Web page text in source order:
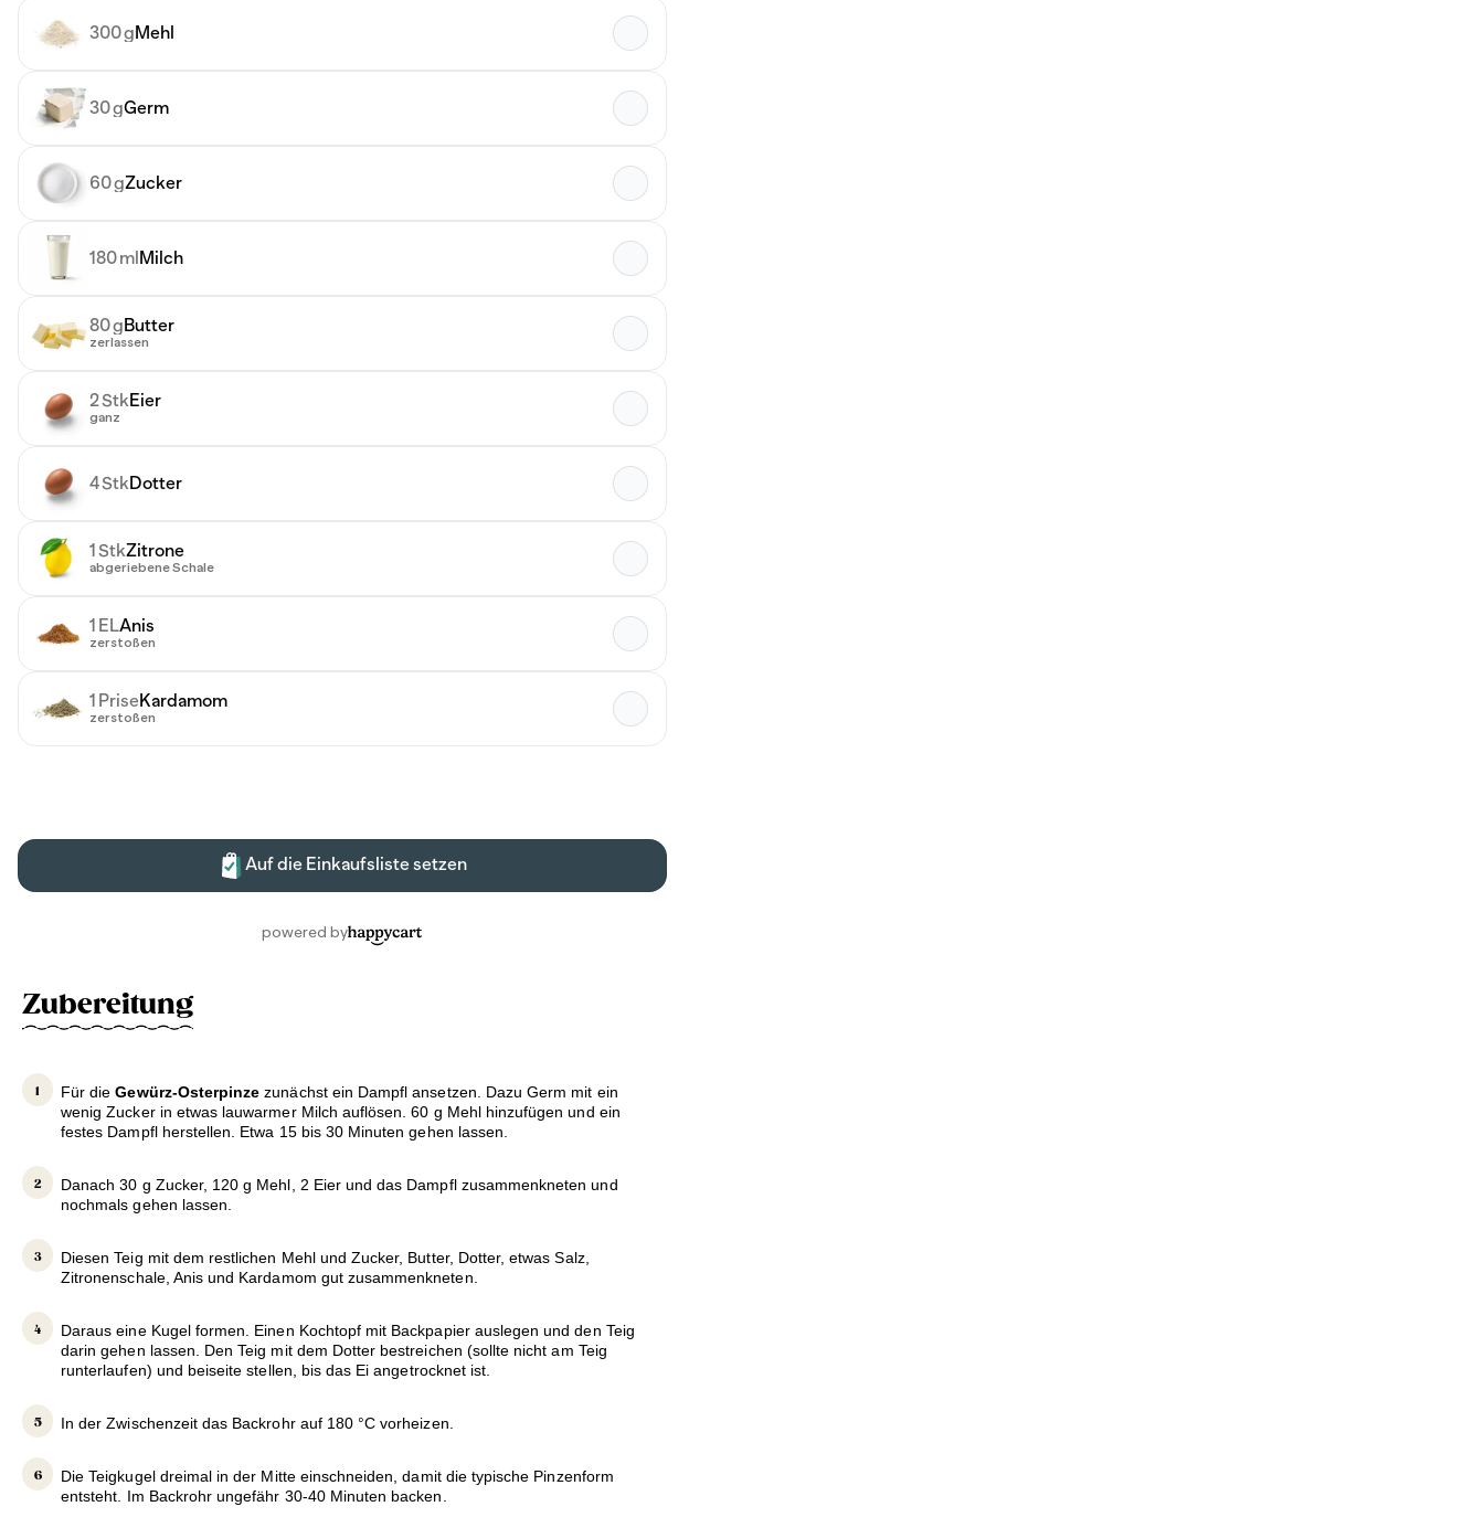
Zubereitung
Für dieGewürz-Osterpinze zunächst ein Dampfl ansetzen. Dazu Germ mit ein
wenig Zucker in etwas lauwarmer Milch auflösen. 60 g Mehl hinzufügen und ein
festes Dampfl herstellen. Etwa 15 bis 30 Minuten gehen lassen.
Danach 30 g Zucker, 120 g Mehl, 2 Eier und das Dampfl zusammenkneten und
nochmals gehen lassen.
Diesen Teig mit dem restlichen Mehl und Zucker, Butter, Dotter, etwas Salz,
Zitronenschale, Anis und Kardamom gut zusammenkneten.
Daraus eine Kugel formen. Einen Kochtopf mit Backpapier auslegen und den Teig
darin gehen lassen. Den Teig mit dem Dotter bestreichen (sollte nicht am Teig
runterlaufen) und beiseite stellen, bis das Ei angetrocknet ist.
In der Zwischenzeit das Backrohr auf 180 °C vorheizen.
Die Teigkugel dreimal in der Mitte einschneiden, damit die typische Pinzenform
entsteht. Im Backrohr ungefähr 30-40 Minuten backen.